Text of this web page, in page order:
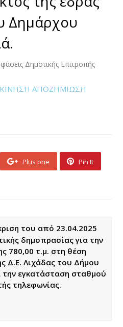
Δημάρχου
Δημοτικής Επιτροπής
ΑΠΟΖΗΜΙΩΣΗ
Plus one Pin It
του από 23.04.2025
δημοπρασίας για την
780,00 τ.μ. στη θέση
Δ.Ε. Λιχάδας του Δήμου
την εγκατάσταση σταθμού
τηλεφωνίας.